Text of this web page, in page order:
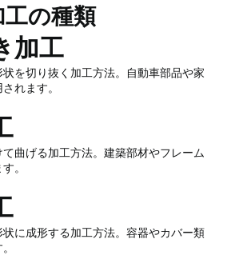
の種類
加工
を切り抜く加工方法。自動車部品や家
れます。
曲げる加工方法。建築部材やフレーム
。
に成形する加工方法。容器やカバー類